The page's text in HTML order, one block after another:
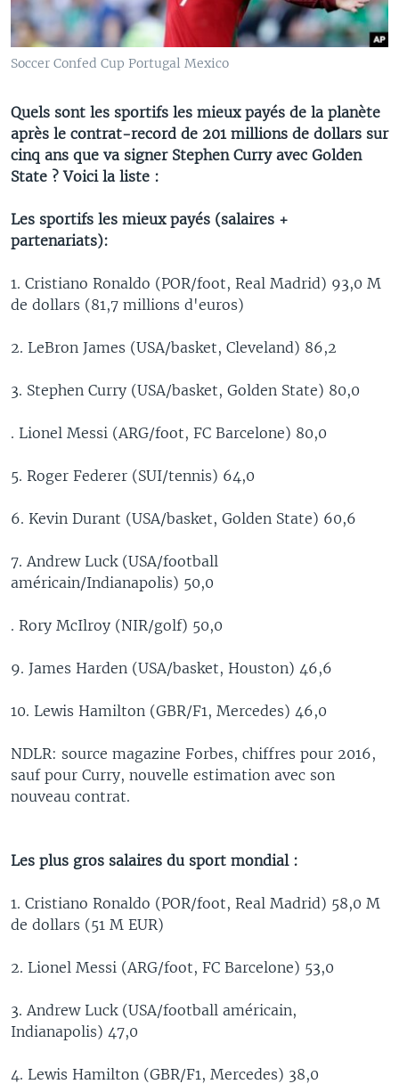
Soccer Confed Cup Portugal Mexico
Quels sont les sportifs les mieux payés de la planète
après le contrat-record de 201 millions de dollars sur
cinq ans que va signer Stephen Curry avec Golden
State ? Voici la liste :
Les sportifs les mieux payés (salaires +
partenariats):
1. Cristiano Ronaldo (POR/foot, Real Madrid) 93,0 M
de dollars (81,7 millions d'euros)
2. LeBron James (USA/basket, Cleveland) 86,2
3. Stephen Curry (USA/basket, Golden State) 80,0
. Lionel Messi (ARG/foot, FC Barcelone) 80,0
5. Roger Federer (SUI/tennis) 64,0
6. Kevin Durant (USA/basket, Golden State) 60,6
7. Andrew Luck (USA/football
américain/Indianapolis) 50,0
. Rory McIlroy (NIR/golf) 50,0
9. James Harden (USA/basket, Houston) 46,6
10. Lewis Hamilton (GBR/F1, Mercedes) 46,0
NDLR: source magazine Forbes, chiffres pour 2016,
sauf pour Curry, nouvelle estimation avec son
nouveau contrat.
Les plus gros salaires du sport mondial :
1. Cristiano Ronaldo (POR/foot, Real Madrid) 58,0 M
de dollars (51 M EUR)
2. Lionel Messi (ARG/foot, FC Barcelone) 53,0
3. Andrew Luck (USA/football américain,
Indianapolis) 47,0
4. Lewis Hamilton (GBR/F1, Mercedes) 38,0